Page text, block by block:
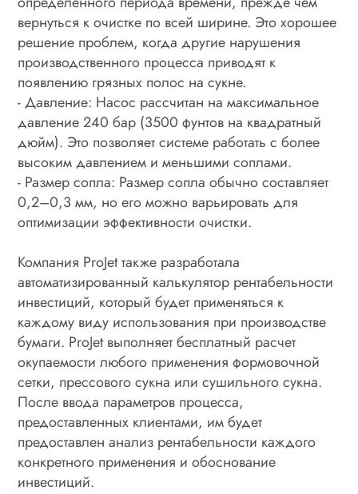
вернуться к очистке по всей ширине. Это хорошее
решение проблем, когда другие нарушения
производственного процесса приводят к
появлению грязных полос на сукне.
- Давление: Насос рассчитан на максимальное
давление 240 бар (3500 фунтов на квадратный
дюйм). Это позволяет системе работать с более
высоким давлением и меньшими соплами.
- Размер сопла: Размер сопла обычно составляет
0,2–0,3 мм, но его можно варьировать для
оптимизации эффективности очистки.
Компания ProJet также разработала
автоматизированный калькулятор рентабельности
инвестиций, который будет применяться к
каждому виду использования при производстве
бумаги. ProJet выполняет бесплатный расчет
окупаемости любого применения формовочной
сетки, прессового сукна или сушильного сукна.
После ввода параметров процесса,
предоставленных клиентами, им будет
предоставлен анализ рентабельности каждого
конкретного применения и обоснование
инвестиций.